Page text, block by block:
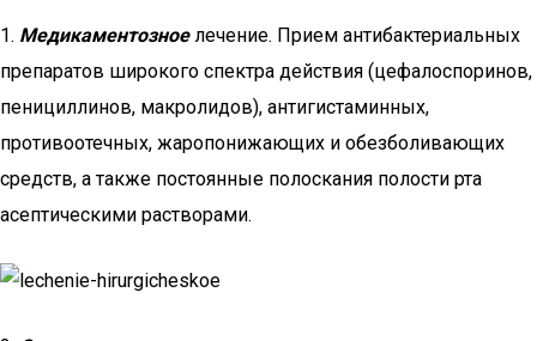
1. Медикаментозноелечение. Прием антибактериальных
препаратов широкого спектра действия (цефалоспоринов,
пенициллинов, макролидов), антигистаминных,
противоотечных, жаропонижающих и обезболивающих
средств, а также постоянные полоскания полости рта
асептическими растворами.